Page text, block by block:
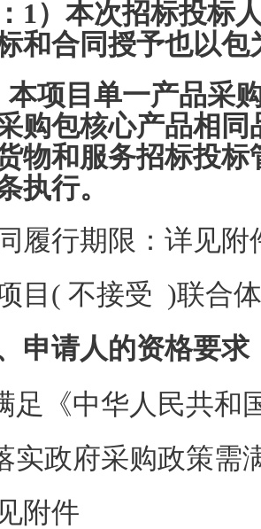
1）本次招标投标
和合同授予也以包
本项目单一产品采
购包核心产品相
物和服务招标投
执行。
履行期限：详见附
目( 不接受 )联合
申请人的资格要求
足《中华人民共和
实政府采购政策需
附件